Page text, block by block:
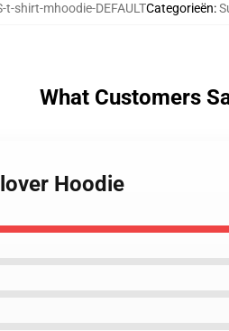
t-shirt-mhoodie-DEFAULTCategorieën:
What Customers
Hoodie